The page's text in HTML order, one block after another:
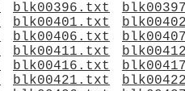
blk00396.txt
blk00401.txt
blk00406.txt
blk00411.txt
blk00416.txt
blk00421.txt